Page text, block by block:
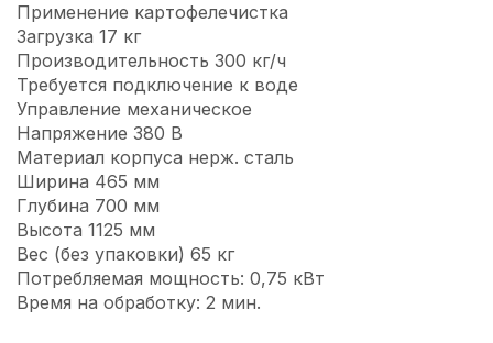
Применение картофелечистка
Загрузка 17 кг
Производительность 300 кг/ч
Требуется подключение к воде
Управление механическое
Напряжение 380 В
Материал корпуса нерж. сталь
Ширина 465 мм
Глубина 700 мм
Высота 1125 мм
Вес (без упаковки) 65 кг
Потребляемая мощность: 0,75 кВт
Время на обработку: 2 мин.